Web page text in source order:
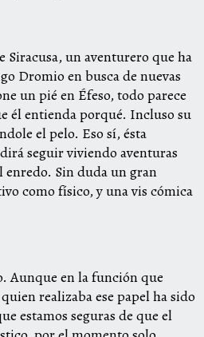
Siracusa, un aventurero que ha
Dromio en busca de nuevas
un pié en Éfeso, todo parece
él entienda porqué. Incluso su
el pelo. Eso sí, ésta
seguir viviendo aventuras
Sin duda un gran
como físico, y una vis cómica
Aunque en la función que
realizaba ese papel ha sido
estamos seguras de que el